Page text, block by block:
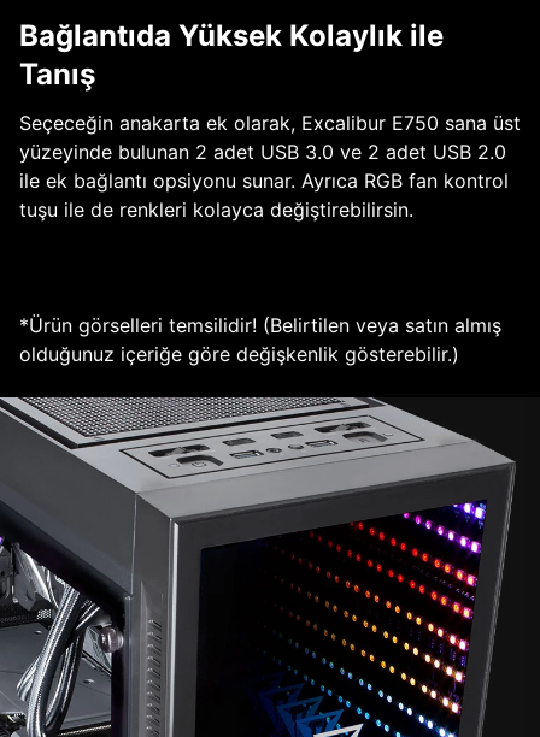
Bağlantıda Yüksek Kolaylık ile
Tanış
Seçeceğin anakarta ek olarak, Excalibur E750 sana üst
yüzeyinde bulunan 2 adet USB 3.0 ve 2 adet USB 2.0
ile ek bağlantı opsiyonu sunar. Ayrıca RGB fan kontrol
tuşu ile de renkleri kolayca değiştirebilirsin.
*Ürün görselleri temsilidir! (Belirtilen veya satın almış
olduğunuz içeriğe göre değişkenlik gösterebilir.)